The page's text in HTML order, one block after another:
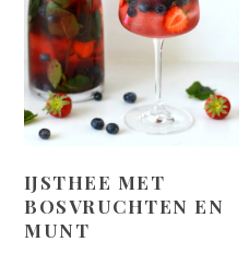
IJSTHEE MET
BOSVRUCHTEN EN
MUNT